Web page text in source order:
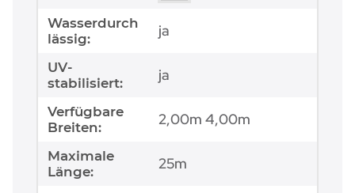
Wasserdurch
lässig:
ja
UV-
stabilisiert:
ja
Verfügbare
Breiten:
2,00m 4,00m
Maximale
Länge:
25m